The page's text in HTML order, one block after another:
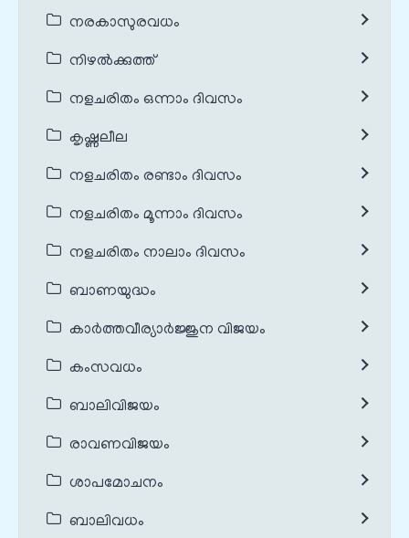
നരകാസുരവധം
നിഴൽക്കുത്ത്
നളചരിതം ഒന്നാം ദിവസം
കൃഷ്ണലീല
നളചരിതം രണ്ടാം ദിവസം
നളചരിതം മൂന്നാം ദിവസം
നളചരിതം നാലാം ദിവസം
ബാണയുദ്ധം
കാർത്തവീര്യാർജ്ജുന വിജയം
കംസവധം
ബാലിവിജയം
രാവണവിജയം
ശാപമോചനം
ബാലിവധം